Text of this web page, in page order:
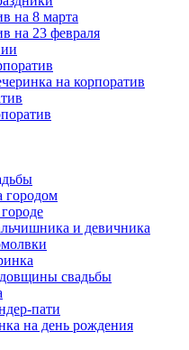
на 8 марта
на 23 февраля
на корпоратив
городом
и девичника
свадьбы
пати
на день рождения